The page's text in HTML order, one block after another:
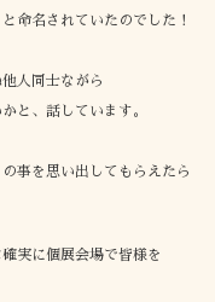
命名されていたのでした！
人同士ながら
と、話しています。
事を思い出してもらえたら
実に個展会場で皆様を